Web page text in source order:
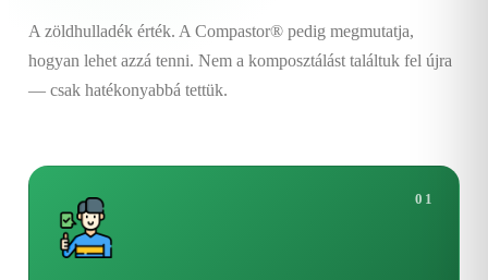
A zöldhulladék érték. A Compastor® pedig megmutatja,
hogyan lehet azzá tenni. Nem a komposztálást találtuk fel újra
— csak hatékonyabbá tettük.
01